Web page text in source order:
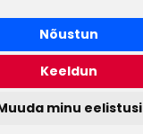
Nõustun
Keeldun
minu eelistusi
Kõik õigused kaitstud